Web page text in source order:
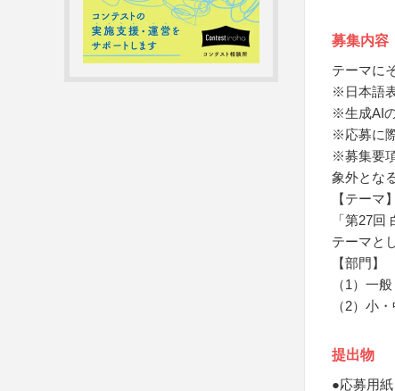
募集内容
テーマに
※日本語
※生成AI
※応募に
※募集要
象外とな
【テーマ】
「第27
テーマと
【部門】
（1）一
（2）小
提出物
●応募用